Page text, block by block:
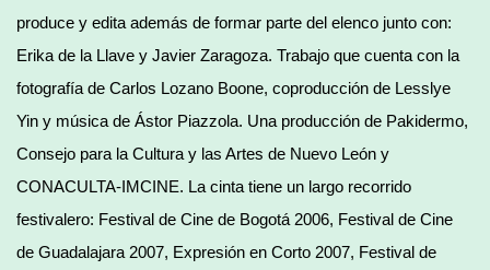
produce y edita además de formar parte del elenco junto con:
Erika de la Llave y Javier Zaragoza. Trabajo que cuenta con la
fotografía de Carlos Lozano Boone, coproducción de Lesslye
Yin y música de Ástor Piazzola. Una producción de Pakidermo,
Consejo para la Cultura y las Artes de Nuevo León y
CONACULTA-IMCINE. La cinta tiene un largo recorrido
festivalero: Festival de Cine de Bogotá 2006, Festival de Cine
de Guadalajara 2007, Expresión en Corto 2007, Festival de